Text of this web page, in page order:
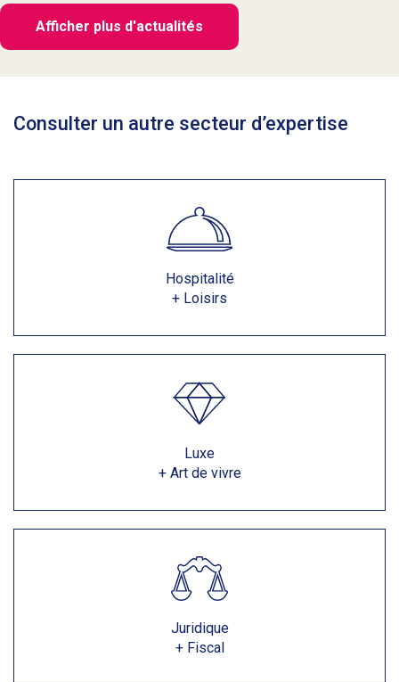
Afficher plus d'actualités
Consulter un autre secteur d’expertise
Hospitalité
+ Loisirs
Luxe
+ Art de vivre
Juridique
+ Fiscal